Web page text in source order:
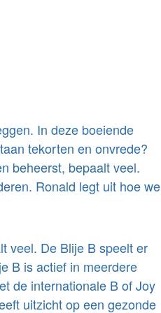
In deze boeiende
tekorten en onvrede?
beheerst, bepaalt veel.
Ronald legt uit hoe we
veel. De Blije B speelt er
B is actief in meerdere
de internationale B of Joy
uitzicht op een gezonde